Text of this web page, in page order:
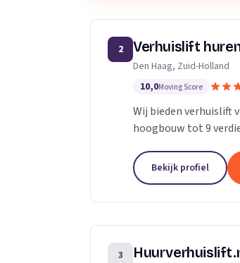
2 Verhuislift
Den Haag, Zuid-Holland
10,0Moving Score
Wij bieden verhuislift
hoogbouw tot 9
Bekijk profiel
3